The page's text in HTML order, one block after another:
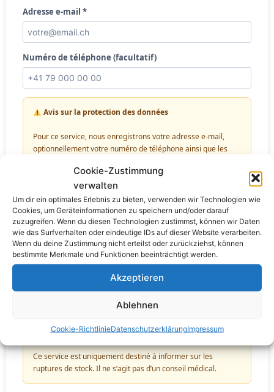
Cookie-Zustimmung
verwalten
Um dir ein optimales Erlebnis zu bieten, verwenden wir Technologien wie
Cookies, um Geräteinformationen zu speichern und/oder darauf
zuzugreifen. Wenn du diesen Technologien zustimmst, können wir Daten
wie das Surfverhalten oder eindeutige IDs auf dieser Website verarbeiten.
Wenn du deine Zustimmung nicht erteilst oder zurückziehst, können
bestimmte Merkmale und Funktionen beeinträchtigt werden.
Akzeptieren
Ablehnen
Cookie-RichtlinieDatenschutzerklärungImpressum
Adresse e-mail *
Numéro de téléphone (facultatif)
Avis sur la protection des données
Pour ce service, nous enregistrons votre adresse e-mail,
optionnellement votre numéro de téléphone ainsi que les
Veuillez noter :
• La transmission est chiffrée (HTTPS)
• Les données sont stockées sur un serveur suisse
• Aucune donnée n’est transmise à des tiers
•Le niveau de protection ne correspond pas à celui d’un
service de données de santé certifié
• Les données sur les médicaments peuvent permettre de
• Vous pouvez désactiver votre compte à tout moment et
supprimer toutes vos données
supprimées immédiatement et de manière irréversible
Ce service est uniquement destiné à informer sur les
ruptures de stock. Il ne s’agit pas d’un conseil médical.